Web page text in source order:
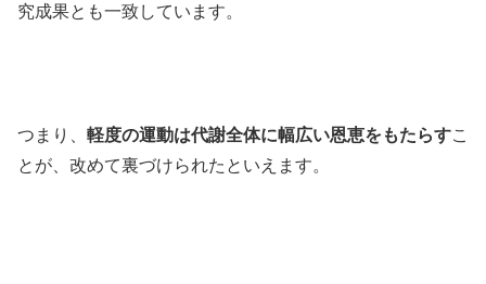
究成果とも一致しています。
つまり、 軽度の運動は代謝全体に幅広い恩恵をもたらすこ
とが、改めて裏づけられたといえます。